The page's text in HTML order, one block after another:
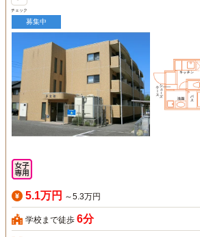
チェック
募集中
5.1万円 ～5.3万円
学校まで徒歩 6分